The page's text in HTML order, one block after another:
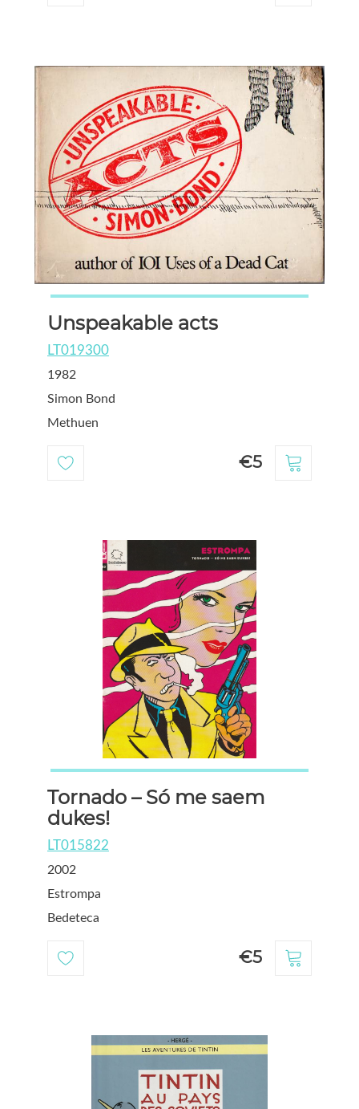
Unspeakable acts
LT019300
1982
Simon Bond
Methuen
€5
Tornado – Só me saem
dukes!
LT015822
2002
Estrompa
Bedeteca
€5